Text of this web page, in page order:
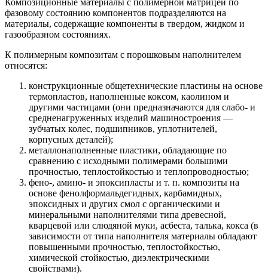
фазовому состоянию компонентов подразделяются на
материалы, содержащие компоненты в твердом, жидком и
газообразном состояниях.
К полимерным композитам с порошковым наполнителем
относятся:
конструкционные общетехнические пластины на основе
термопластов, наполненные коксом, каолином и
другими частицами (они предназначаются для слабо- и
средненагруженных изделий машиностроения —
зубчатых колес, подшипников, уплотнителей,
корпусных деталей);
металлонаполненные пластики, обладающие по
сравнению с исходными полимерами большими
прочностью, теплостойкостью и теплопроводностью;
фено-, амино- и эпоксипласты и т. п. композиты на
основе фенолформальдегидных, карбамидных,
эпоксидных и других смол с органическими и
минеральными наполнителями типа древесной,
кварцевой или слюдяной муки, асбеста, талька, кокса (в
зависимости от типа наполнителя материалы обладают
повышенными прочностью, теплостойкостью,
химической стойкостью, диэлектрическими
свойствами).